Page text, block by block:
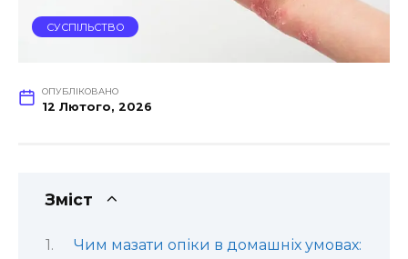
СУСПІЛЬСТВО
ОПУБЛІКОВАНО
12 Лютого, 2026
Зміст
Чим мазати опіки в домашніх умовах: